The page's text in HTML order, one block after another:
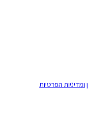
ומדיניות הפרטיות